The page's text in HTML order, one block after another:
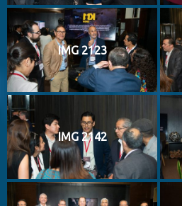
IMG 2123
IMG 2142